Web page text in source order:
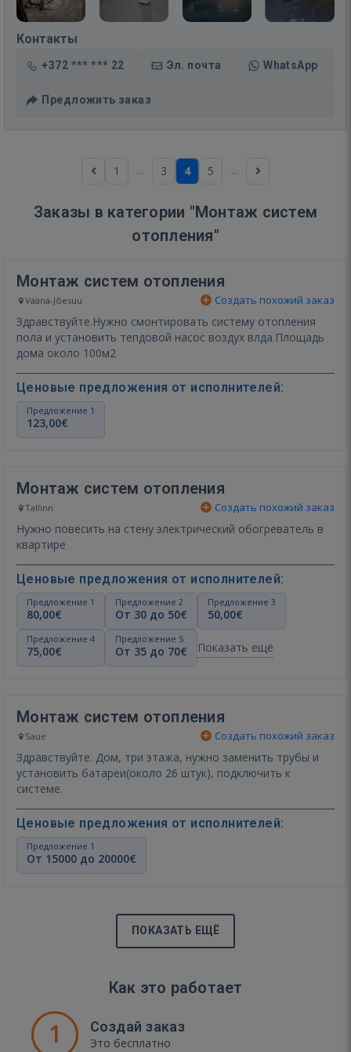
Контакты
+372 *** *** 22 Эл. почта WhatsApp
Предложить заказ
1 ... 3 4 5 ...
Заказы в категории "Монтаж систем
отопления"
Монтаж систем отопления
Vääna-Jõesuu Создать похожий заказ
Здравствуйте.Нужно смонтировать систему отопления
пола и установить тепдовой насос воздух влда.Площадь
дома около 100м2
Ценовые предложения от исполнителей:
Предложение 1
123,00€
Монтаж систем отопления
Tallinn Создать похожий заказ
Нужно повесить на стену электрический обогреватель в
квартире
Ценовые предложения от исполнителей:
Предложение 1
80,00€
Предложение 2
От 30 до 50€
Предложение 3
50,00€
Предложение 4
75,00€
Предложение 5
От 35 до 70€ Показать ещё
Монтаж систем отопления
Saue Создать похожий заказ
Здравствуйте. Дом, три этажа, нужно заменить трубы и
установить батареи(около 26 штук), подключить к
системе.
Ценовые предложения от исполнителей:
Предложение 1
От 15000 до 20000€
ПОКАЗАТЬ ЕЩЁ
Как это работает
1 Создай заказ
Это бесплатно